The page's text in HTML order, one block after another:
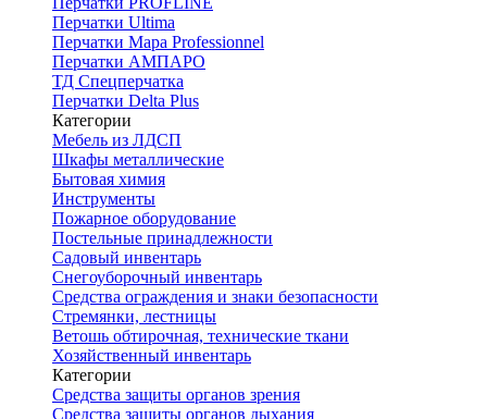
Перчатки Ultima
Перчатки Мара Professionnel
Перчатки АМПАРО
ТД Спецперчатка
Перчатки Delta Plus
Категории
Мебель из ЛДСП
Шкафы металлические
Бытовая химия
Инструменты
Пожарное оборудование
Постельные принадлежности
Садовый инвентарь
Снегоуборочный инвентарь
Средства ограждения и знаки безопасности
Стремянки, лестницы
Ветошь обтирочная, технические ткани
Хозяйственный инвентарь
Категории
Средства защиты органов зрения
Средства защиты органов дыхания